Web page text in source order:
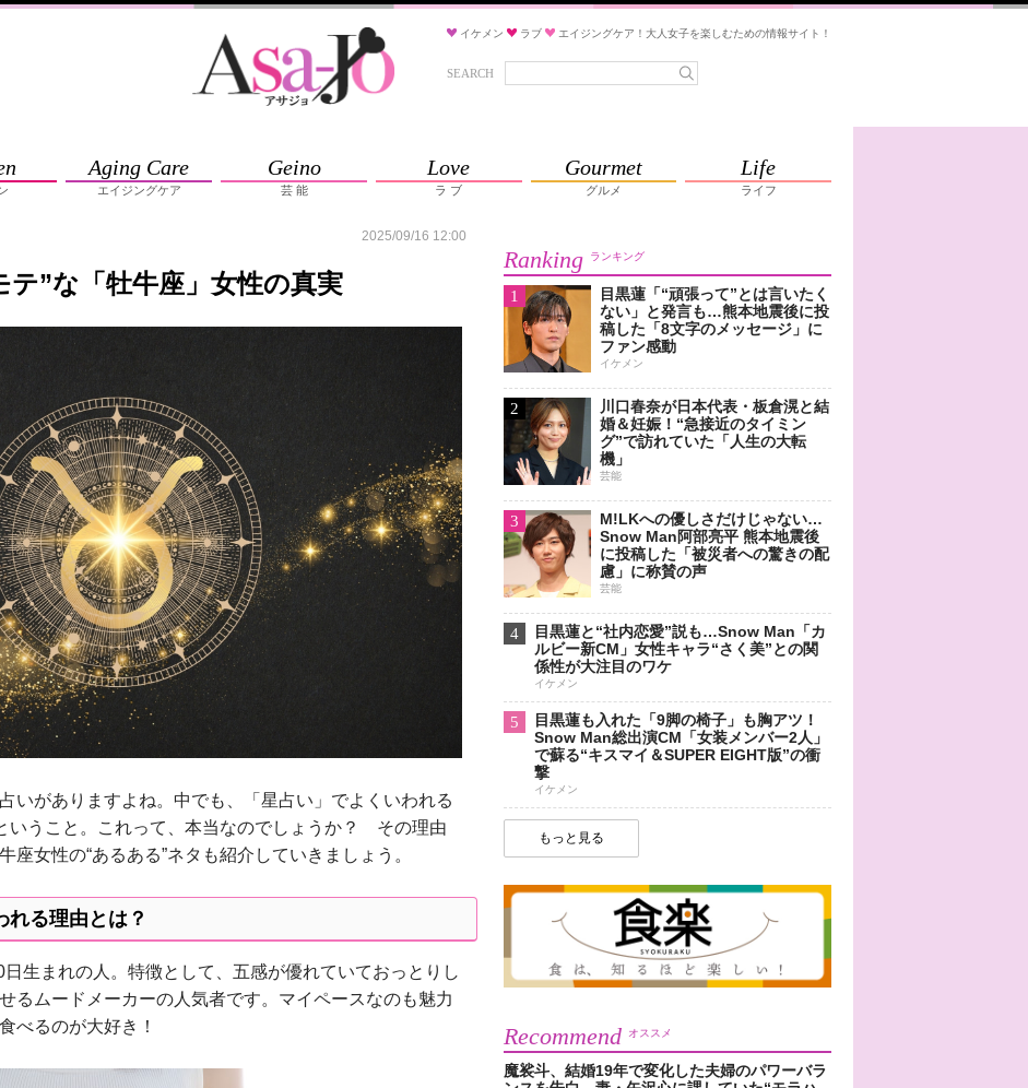
イケメン ラブ エイジングケア！大人女子を楽しむための情報サイト！
SEARCH
Aging Care
エイジングケア
Geino
芸 能
Love
ラ ブ
Gourmet
グルメ
Life
ライフ
2025/09/16 12:00
”な「牡牛座」女性の真実
いがありますよね。中でも、「星占い」でよくいわれる
いうこと。これって、本当なのでしょうか？ その理由
座女性の“あるある”ネタも紹介していきましょう。
れる理由とは？
生まれの人。特徴として、五感が優れていておっとりし
るムードメーカーの人気者です。マイペースなのも魅力
べるのが大好き！
Ranking ランキング
1
目黒蓮「“頑張って”とは言いたく
ない」と発言も…熊本地震後に投
稿した「8文字のメッセージ」に
ファン感動
イケメン
2
川口春奈が日本代表・板倉滉と結
婚＆妊娠！“急接近のタイミン
グ”で訪れていた「人生の大転
機」
芸能
3
M!LKへの優しさだけじゃない…
Snow Man阿部亮平 熊本地震後
に投稿した「被災者への驚きの配
慮」に称賛の声
芸能
4
目黒蓮と“社内恋愛”説も…Snow Man「カ
ルビー新CM」女性キャラ“さく美”との関
係性が大注目のワケ
イケメン
5
目黒蓮も入れた「9脚の椅子」も胸アツ！
Snow Man総出演CM「女装メンバー2人」
で蘇る“キスマイ＆SUPER EIGHT版”の衝
撃
イケメン
もっと見る
Recommend オススメ
魔裟斗、結婚19年で変化した夫婦のパワーバラ